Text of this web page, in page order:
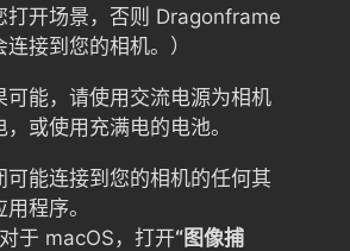
打开场景，否则 Dragonframe
连接到您的相机。）
可能，请使用交流电源为相机
，或使用充满电的电池。
可能连接到您的相机的任何其
程序。
于 macOS，打开“图像捕